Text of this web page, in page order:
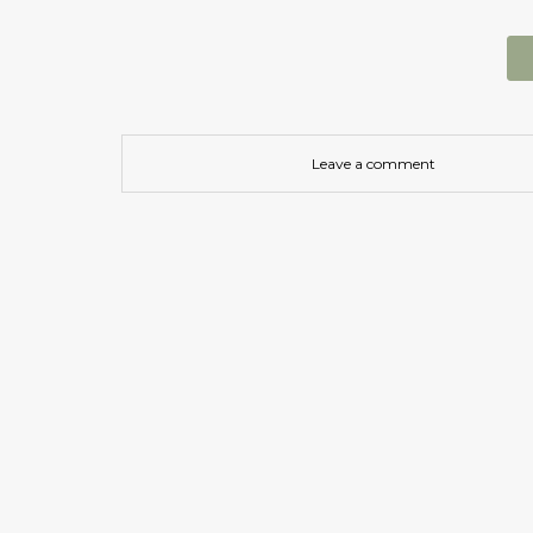
Leave a comment